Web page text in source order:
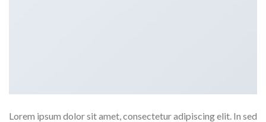
Lorem ipsum dolor sit amet, consectetur adipiscing elit. In sed